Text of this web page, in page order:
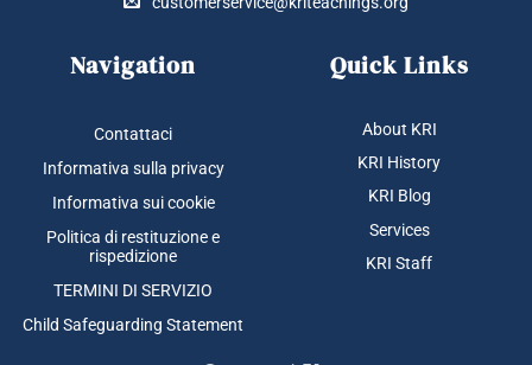
Navigation
Contattaci
Informativa sulla privacy
Informativa sui cookie
Politica di restituzione e
rispedizione
TERMINI DI SERVIZIO
Child Safeguarding Statement
Quick Links
About KRI
KRI History
KRI Blog
Services
KRI Staff